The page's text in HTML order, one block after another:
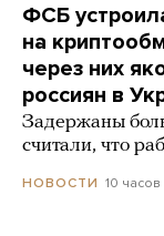
ФСБ
на
через них
россиян в
Задержаны
считали, что
НОВОСТИ 10 часов